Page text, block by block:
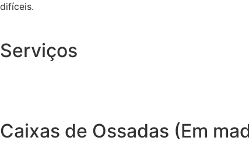
difíceis.
Serviços
Caixas de Ossadas (Em